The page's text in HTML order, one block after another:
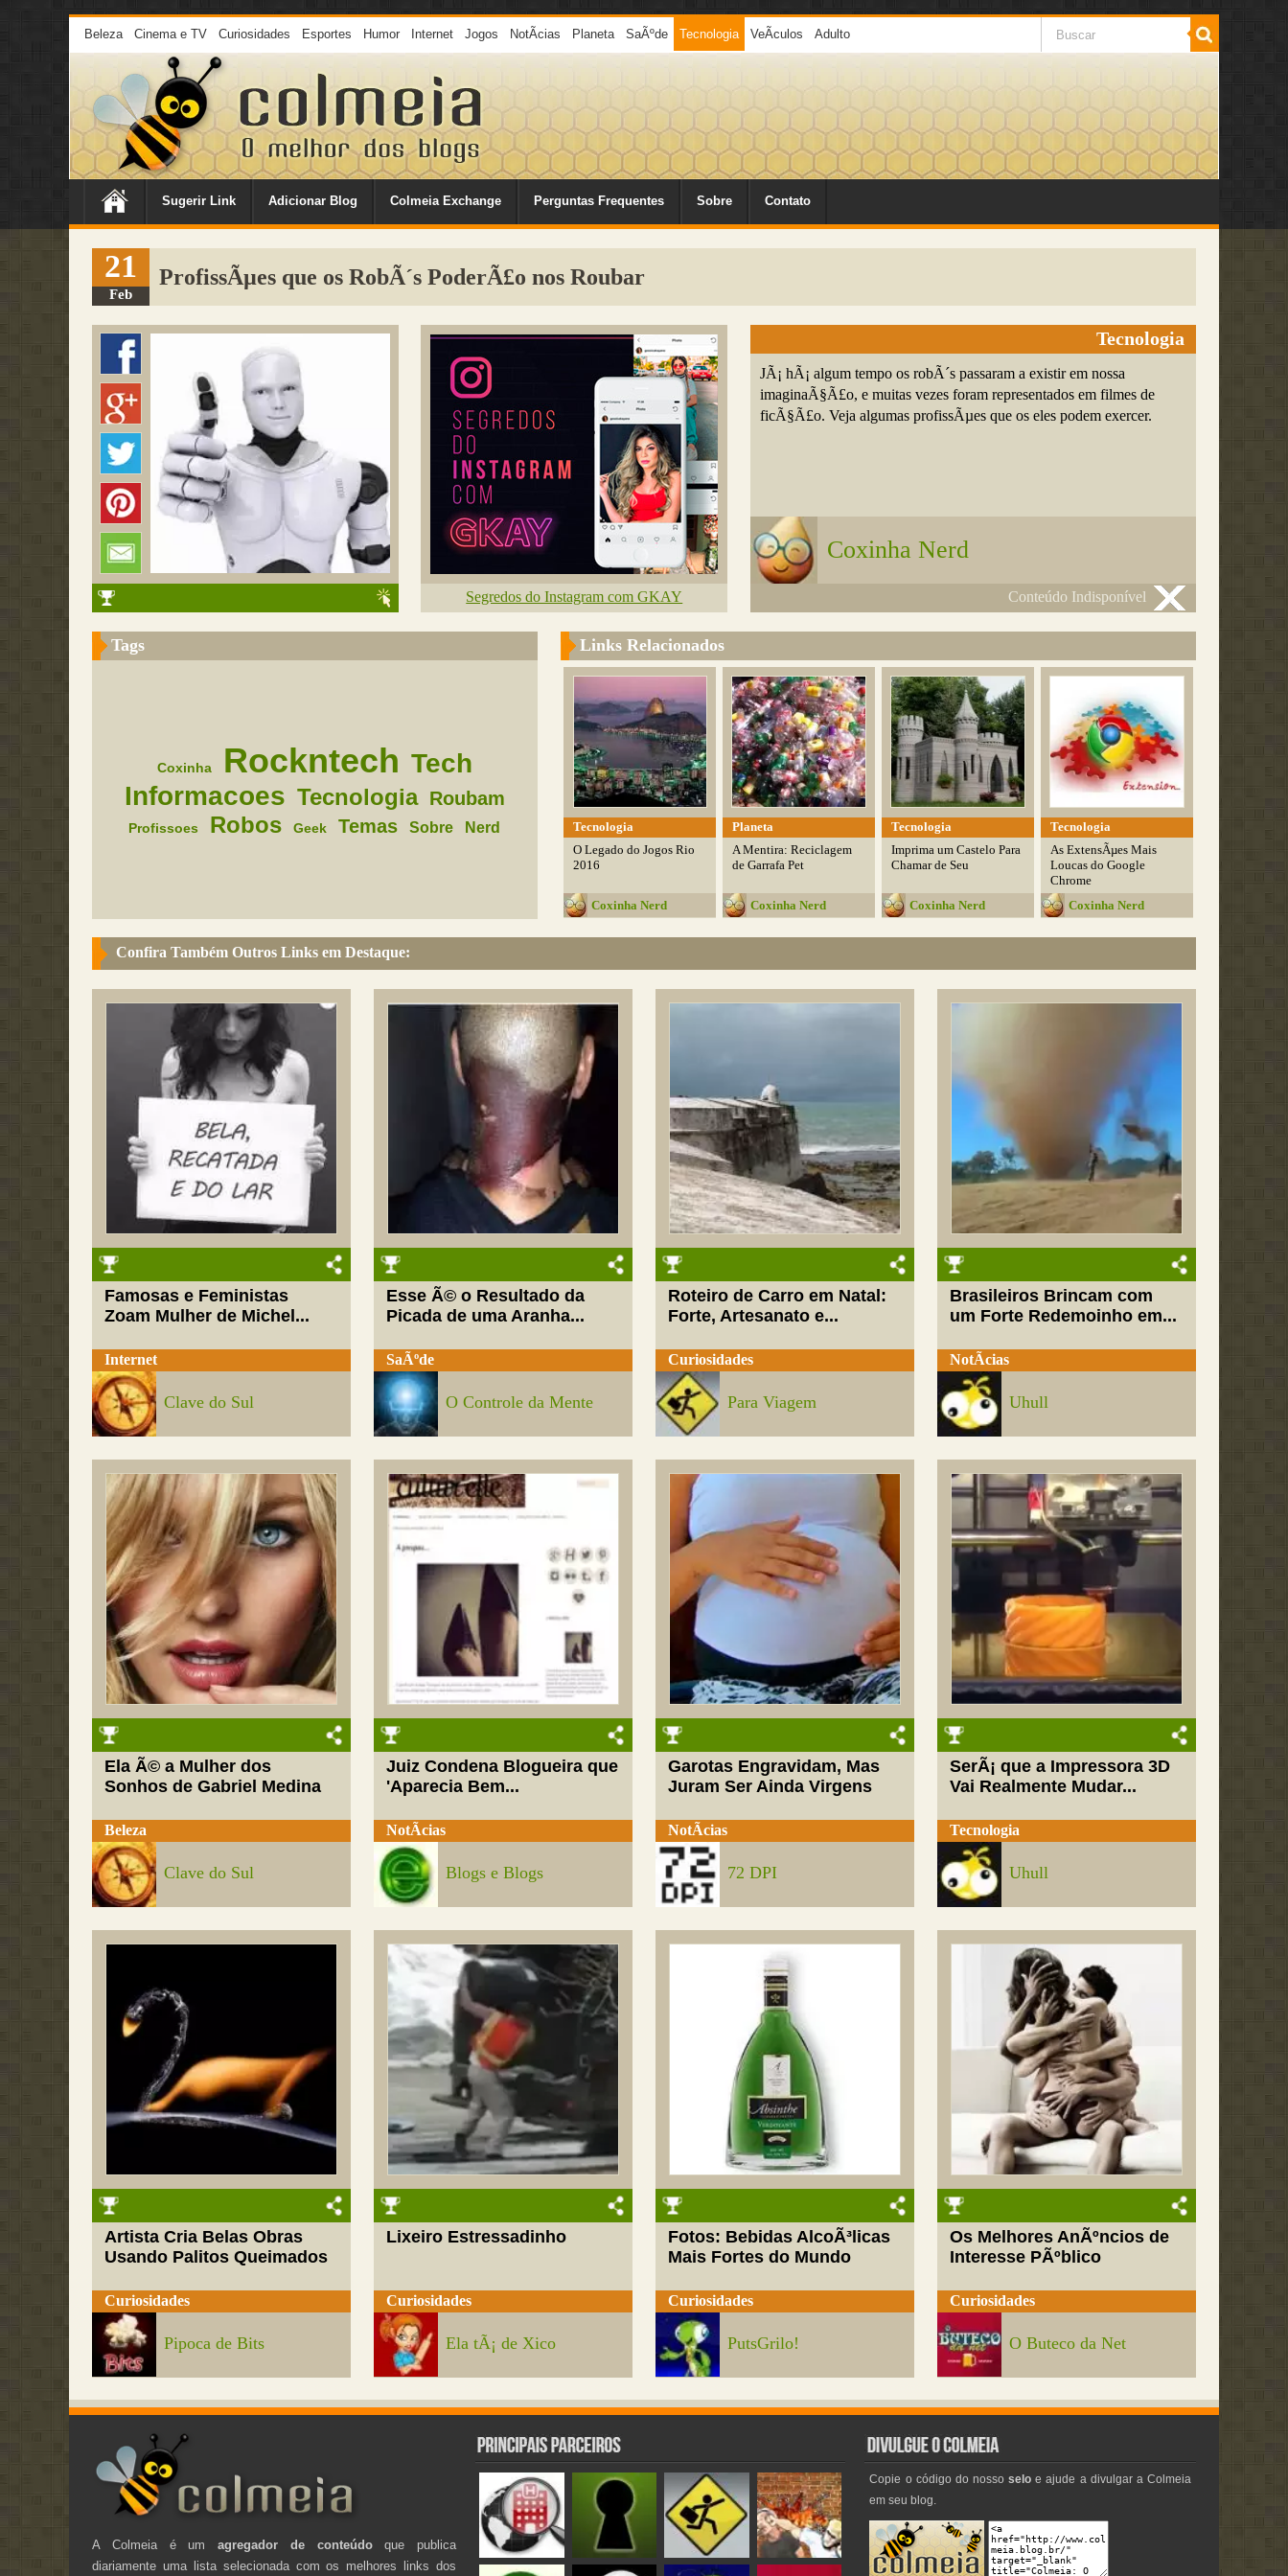
Beleza Cinema e TV Curiosidades Esportes Humor Internet Jogos NotÃ­cias Planeta SaÃºde Tecnologia VeÃ­culos Adulto
Sugerir Link Adicionar Blog Colmeia Exchange Perguntas Frequentes Sobre Contato
21
Feb
ProfissÃµes que os RobÃ´s PoderÃ£o nos Roubar
Segredos do Instagram com GKAY
Tecnologia
JÃ¡ hÃ¡ algum tempo os robÃ´s passaram a existir em nossa
imaginaÃ§Ã£o, e muitas vezes foram representados em filmes de
ficÃ§Ã£o. Veja algumas profissÃµes que os eles podem exercer.
Coxinha Nerd
Conteúdo Indisponível
Tags
Coxinha Rockntech Tech
Informacoes Tecnologia Roubam
Profissoes Robos Geek Temas Sobre Nerd
Links Relacionados
Tecnologia
O Legado do Jogos Rio
2016
Coxinha Nerd
Planeta
A Mentira: Reciclagem
de Garrafa Pet
Coxinha Nerd
Tecnologia
Imprima um Castelo Para
Chamar de Seu
Coxinha Nerd
Tecnologia
As ExtensÃµes Mais
Loucas do Google
Chrome
Coxinha Nerd
Confira Também Outros Links em Destaque:
Famosas e Feministas
Zoam Mulher de Michel...
Internet
Clave do Sul
Esse Ã© o Resultado da
Picada de uma Aranha...
SaÃºde
O Controle da Mente
Roteiro de Carro em Natal:
Forte, Artesanato e...
Curiosidades
Para Viagem
Brasileiros Brincam com
um Forte Redemoinho em...
NotÃ­cias
Uhull
Ela Ã© a Mulher dos
Sonhos de Gabriel Medina
Beleza
Clave do Sul
Juiz Condena Blogueira que
'Aparecia Bem...
NotÃ­cias
Blogs e Blogs
Garotas Engravidam, Mas
Juram Ser Ainda Virgens
NotÃ­cias
72 DPI
SerÃ¡ que a Impressora 3D
Vai Realmente Mudar...
Tecnologia
Uhull
Artista Cria Belas Obras
Usando Palitos Queimados
Curiosidades
Pipoca de Bits
Lixeiro Estressadinho
Curiosidades
Ela tÃ¡ de Xico
Fotos: Bebidas AlcoÃ³licas
Mais Fortes do Mundo
Curiosidades
PutsGrilo!
Os Melhores AnÃºncios de
Interesse PÃºblico
Curiosidades
O Buteco da Net
A Colmeia é umagregador de conteúdoque publica
diariamente uma lista selecionada com os melhores links dos
Copie o código do nossoselo e ajude a divulgar a Colmeia
em seu blog.